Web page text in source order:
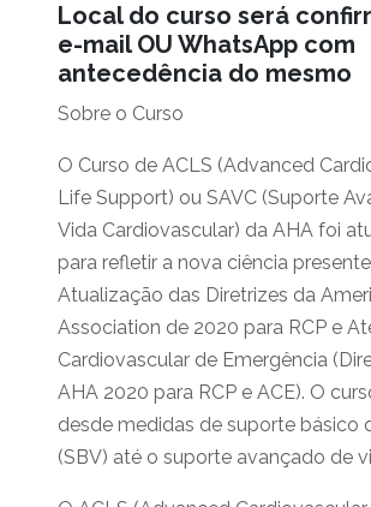
Local do curso será
e-mail OU WhatsApp com
antecedência do mesmo
Sobre o Curso
O Curso de ACLS (Advanced
Life Support) ou SAVC (Suporte
Vida Cardiovascular) da AHA foi
para refletir a nova ciência
Atualização das Diretrizes da
Association de 2020 para RCP e
Cardiovascular de Emergência
AHA 2020 para RCP e ACE). O
desde medidas de suporte básico
(SBV) até o suporte avançado de